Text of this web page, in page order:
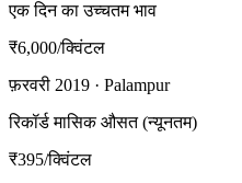
एक दिन का उच्चतम भाव
₹6,000/क्विंटल
फ़रवरी 2019 · Palampur
रिकॉर्ड मासिक औसत (न्यूनतम)
₹395/क्विंटल